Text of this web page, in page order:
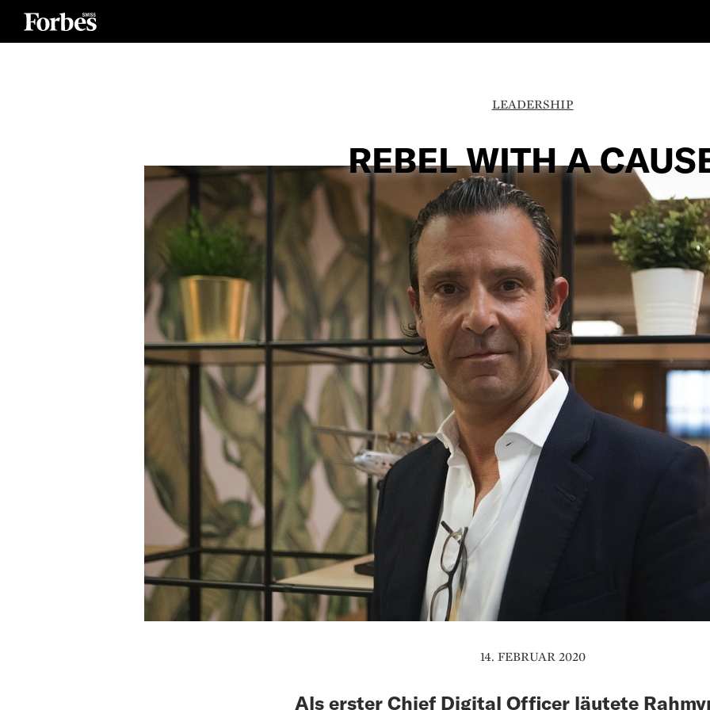
LEADERSHIP
REBEL WITH A
14. FEBRUAR 2020
Als erster Chief Digital Officer läutete